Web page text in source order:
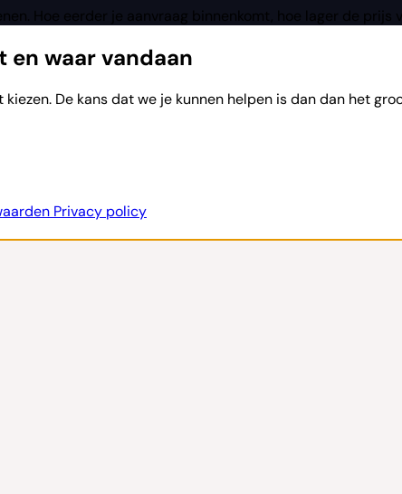
Hoe eerder je aanvraag binnenkomt, hoe lager de prijs
en waar vandaan
De kans dat we je kunnen helpen is dan dan het
Privacy policy